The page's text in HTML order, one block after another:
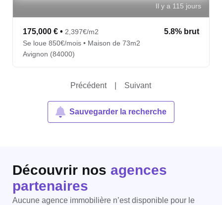
Il y a 115 jours
175,000 € • 2,397€/m2 5.8% brut
Se loue 850€/mois • Maison de 73m2
Avignon (84000)
Précédent Suivant
Sauvegarder la recherche
Découvrir nos agences
partenaires
Aucune agence immobilière n’est disponible pour le